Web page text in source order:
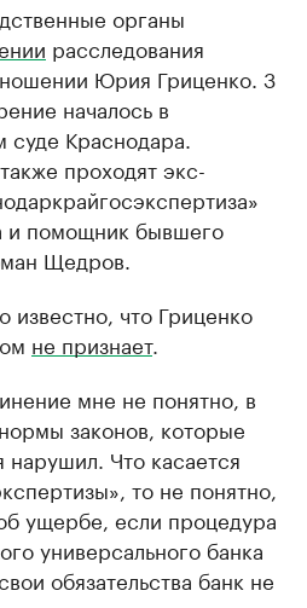
органы
расследования
Юрия Гриценко. 3
началось в
Краснодара.
проходят экс-
и помощник бывшего
Щедров.
известно, что Гриценко
не признает.
мне не понятно, в
законов, которые
Что касается
то не понятно,
ущербе, если процедура
универсального банка
обязательства банк не